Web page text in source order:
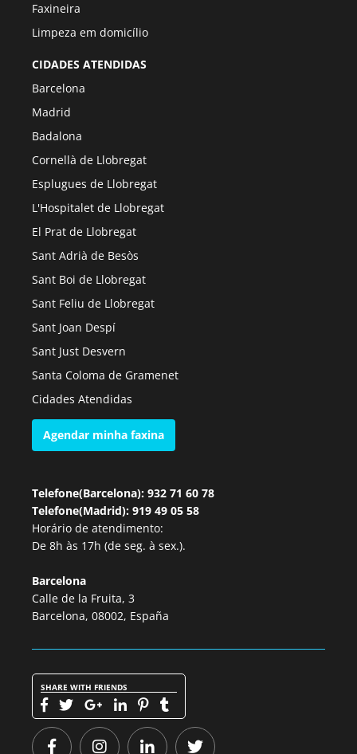
Faxineira
Limpeza em domicílio
CIDADES ATENDIDAS
Barcelona
Madrid
Badalona
Cornellà de Llobregat
Esplugues de Llobregat
L'Hospitalet de Llobregat
El Prat de Llobregat
Sant Adrià de Besòs
Sant Boi de Llobregat
Sant Feliu de Llobregat
Sant Joan Despí
Sant Just Desvern
Santa Coloma de Gramenet
Cidades Atendidas
Agendar minha faxina
Telefone(Barcelona): 932 71 60 78
Telefone(Madrid): 919 49 05 58
Horário de atendimento:
De 8h às 17h (de seg. à sex.).
Barcelona
Calle de la Fruita, 3
Barcelona, 08002, España
SHARE WITH FRIENDS